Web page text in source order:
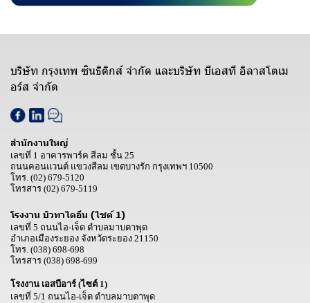
บริษัท กรุงเทพ ซินธิติกส์ จำกัด และบริษัท บีเอสที อิลาสโตเม
อร์ส จำกัด
สำนักงานใหญ่
เลขที่ 1 อาคารพาร์ค สีลม ชั้น 25
ถนนคอนแวนต์ แขวงสีลม เขตบางรัก กรุงเทพฯ 10500
โทร. (02) 679-5120
โทรสาร (02) 679-5119
โรงงาน บิวทาไดอีน (ไซต์ 1)
เลขที่ 5 ถนนไอ-เจ็ด ตำบลมาบตาพุด
อำเภอเมืองระยอง จังหวัดระยอง 21150
โทร. (038) 698-698
โทรสาร (038) 698-699
โรงงาน เอสบีอาร์ (ไซต์ 1)
เลขที่ 5/1 ถนนไอ-เจ็ด ตำบลมาบตาพุด